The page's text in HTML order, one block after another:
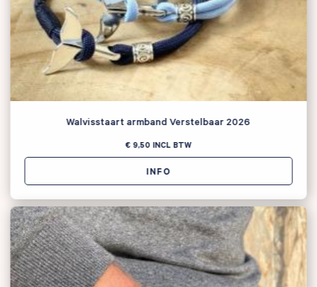
Anderen zochten ook
Walvisstaart armband Verstelbaar 2026
€ 9,50 INCL BTW
INFO